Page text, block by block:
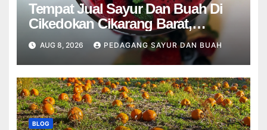
Tempat Jual Sayur Dan Buah Di
Cikedokan Cikarang Barat,
Karangsatu Karang Bahagia
Bekasi
AUG 8, 2026 PEDAGANG SAYUR DAN BUAH
BLOG